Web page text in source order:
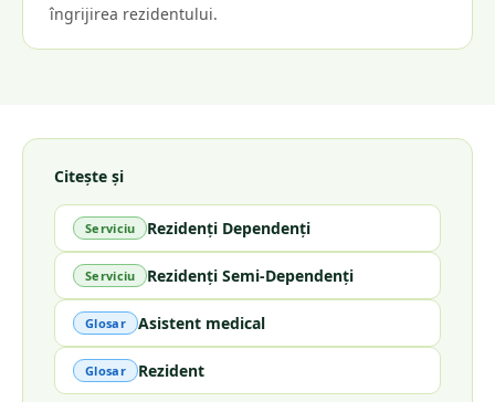
îngrijirea rezidentului.
Citește și
Serviciu Rezidenți Dependenți
Serviciu Rezidenți Semi-Dependenți
Glosar Asistent medical
Glosar Rezident